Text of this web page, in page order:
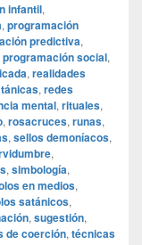
infantil,
, programación
predictiva,
programación social,
, realidades
, redes
mental, rituales,
, rosacruces, runas,
, sellos demoníacos,
,
, simbología,
en medios,
satánicos,
, sugestión,
de coerción, técnicas